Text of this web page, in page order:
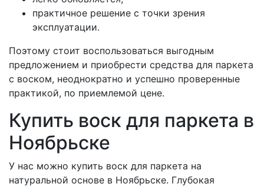
практичное решение с точки зрения
эксплуатации.
Поэтому стоит воспользоваться выгодным
предложением и приобрести средства для паркета
с воском, неоднократно и успешно проверенные
практикой, по приемлемой цене.
Купить воск для паркета в
Ноябрьске
У нас можно купить воск для паркета на
натуральной основе в Ноябрьске. Глубокая